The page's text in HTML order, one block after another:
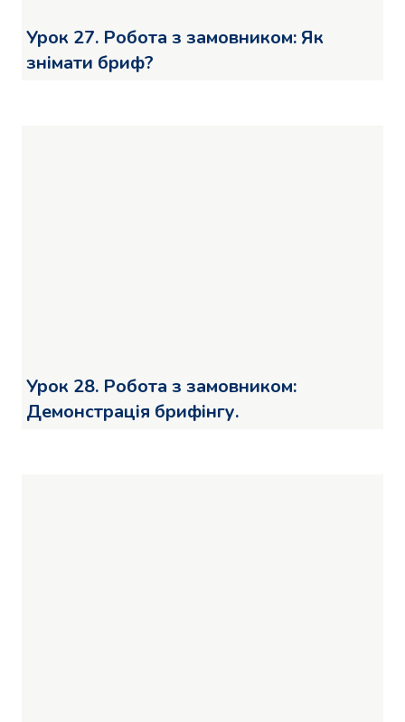
Урок 27. Робота з замовником: Як
знімати бриф?
Урок 28. Робота з замовником:
Демонстрація брифінгу.